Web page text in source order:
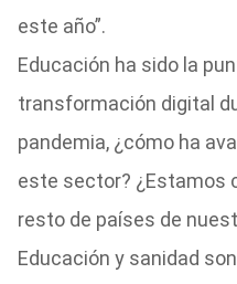
este año”.
Educación ha sido la
transformación digital
pandemia, ¿cómo ha
este sector? ¿Estamos
resto de países de
Educación y sanidad